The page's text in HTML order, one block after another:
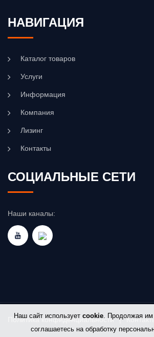
НАВИГАЦИЯ
Каталог товаров
Услуги
Информация
Компания
Лизинг
Контакты
СОЦИАЛЬНЫЕ СЕТИ
Наши каналы:
Политика конфиденциальности |
Наш сайт использует cookie. Продолжая им
соглашаетесь на обработку